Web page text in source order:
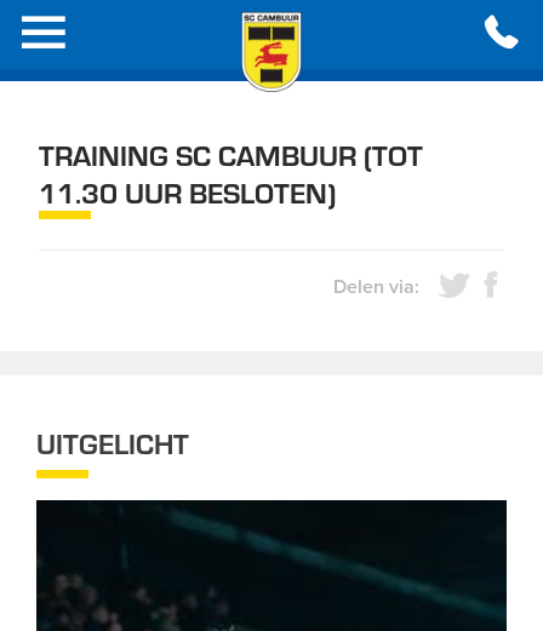
TRAINING SC CAMBUUR (TOT
11.30 UUR BESLOTEN)
Delen via:
UITGELICHT